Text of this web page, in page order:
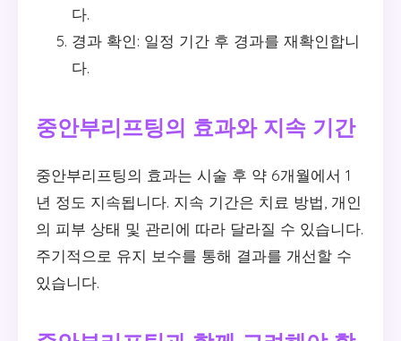
다.
경과 확인: 일정 기간 후 경과를 재확인합니
다.
중안부리프팅의 효과와 지속 기간
중안부리프팅의 효과는 시술 후 약 6개월에서 1
년 정도 지속됩니다. 지속 기간은 치료 방법, 개인
의 피부 상태 및 관리에 따라 달라질 수 있습니다.
주기적으로 유지 보수를 통해 결과를 개선할 수
있습니다.